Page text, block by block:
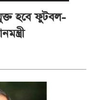
হবে ফুটবল-